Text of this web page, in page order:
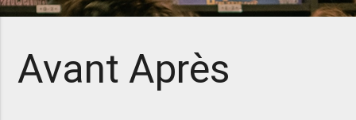
Avant Après